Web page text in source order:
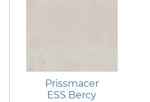
Prissmacer
ESS Bercy